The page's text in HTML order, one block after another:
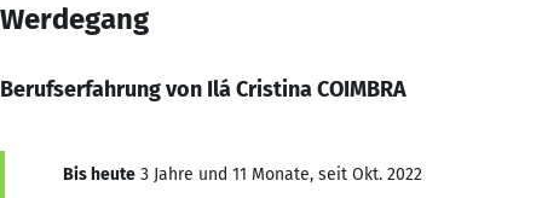
Werdegang
Berufserfahrung von Ilá Cristina COIMBRA
Bis heute 3 Jahre und 11 Monate, seit Okt. 2022